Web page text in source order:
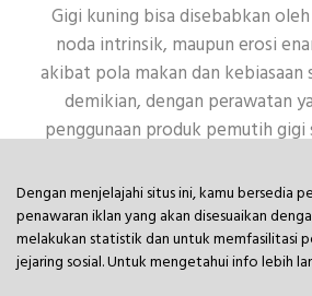
Dengan menjelajahi situs ini, kamu bersedia
penawaran iklan yang akan disesuaikan
melakukan statistik dan untuk memfasilitasi
jejaring sosial. Untuk mengetahui info lebih
Gigi kuning bisa disebabkan
noda intrinsik, maupun erosi
akibat pola makan dan kebiasaan
demikian, dengan perawatan
penggunaan produk pemutih
putih dan sehat.
Darlie menawarkan berbagai
Gigi Darlie All Shiny White